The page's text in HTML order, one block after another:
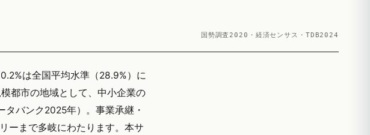
国勢調査2020・経済センサス・TDB2024
は全国平均水準（28.9%）に
都市の地域として、中小企業の
バンク2025年）。事業承継・
ーまで多岐にわたります。本サ